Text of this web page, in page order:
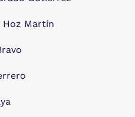
Hoz Martín